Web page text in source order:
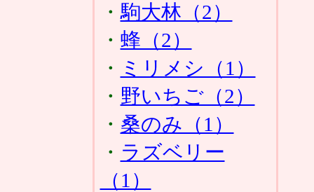
・駒大林（2）
・ 蜂（2）
・ ミリメシ（1）
・ 野いちご（2）
・ 桑のみ（1）
・ ラズベリー
（1）